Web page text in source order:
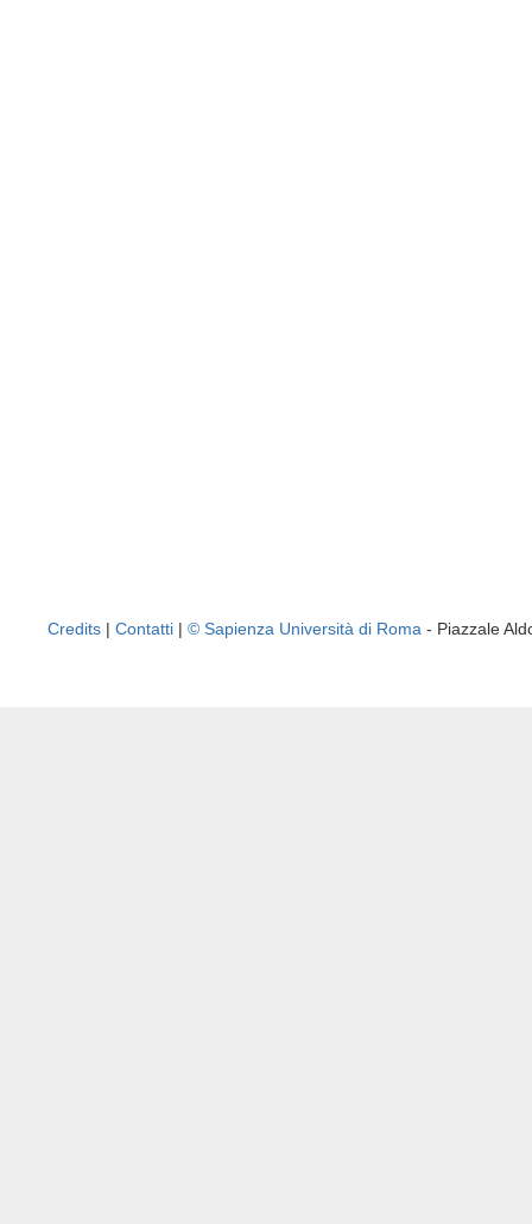
Credits | Contatti | © Sapienza Università di Roma - Piazzale